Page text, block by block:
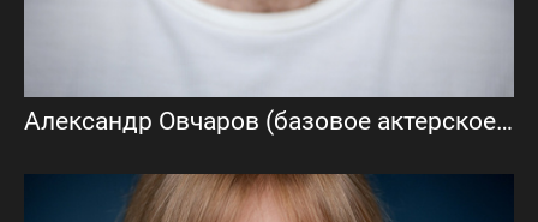
Александр Овчаров (базовое актерское портфолио)